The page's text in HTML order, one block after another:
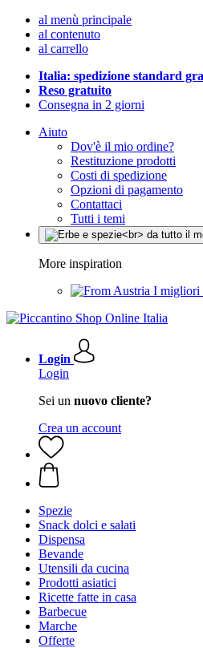
al menù principale
al contenuto
al carrello
Italia: spedizione standard
Reso gratuito
Consegna in 2 giorni
Aiuto
Dov'è il mio ordine?
Restituzione prodotti
Costi di spedizione
Opzioni di pagamento
Contattaci
Tutti i temi
More inspiration
I migliori
Login
Login
Sei un nuovo cliente?
Crea un account
Spezie
Snack dolci e salati
Dispensa
Bevande
Utensili da cucina
Prodotti asiatici
Ricette fatte in casa
Barbecue
Marche
Offerte